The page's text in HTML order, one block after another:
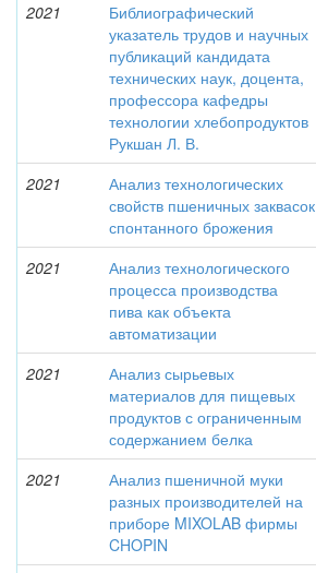
2021
Библиографический
указатель трудов и научных
публикаций кандидата
технических наук, доцента,
профессора кафедры
технологии хлебопродуктов
Рукшан Л. В.
2021
Анализ технологических
свойств пшеничных заквасок
спонтанного брожения
2021
Анализ технологического
процесса производства
пива как объекта
автоматизации
2021
Анализ сырьевых
материалов для пищевых
продуктов с ограниченным
содержанием белка
2021
Анализ пшеничной муки
разных производителей на
приборе MIXOLAB фирмы
CHOPIN